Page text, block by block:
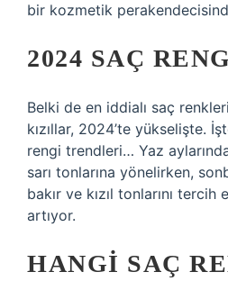
bir kozmetik
2024 SAÇ
Belki de en iddialı saç
kızıllar, 2024’te yükselişte.
rengi trendleri… Yaz
sarı tonlarına yönelirken,
bakır ve kızıl tonlarını tercih
artıyor.
HANGI SAÇ